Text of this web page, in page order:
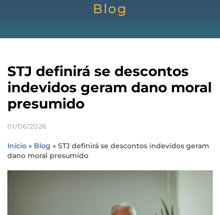
Blog
STJ definirá se descontos
indevidos geram dano moral
presumido
01/06/2026
Início » Blog » STJ definirá se descontos indevidos geram
dano moral presumido